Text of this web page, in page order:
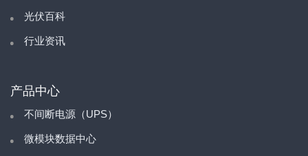
光伏百科
行业资讯
产品中心
不间断电源（UPS）
微模块数据中心